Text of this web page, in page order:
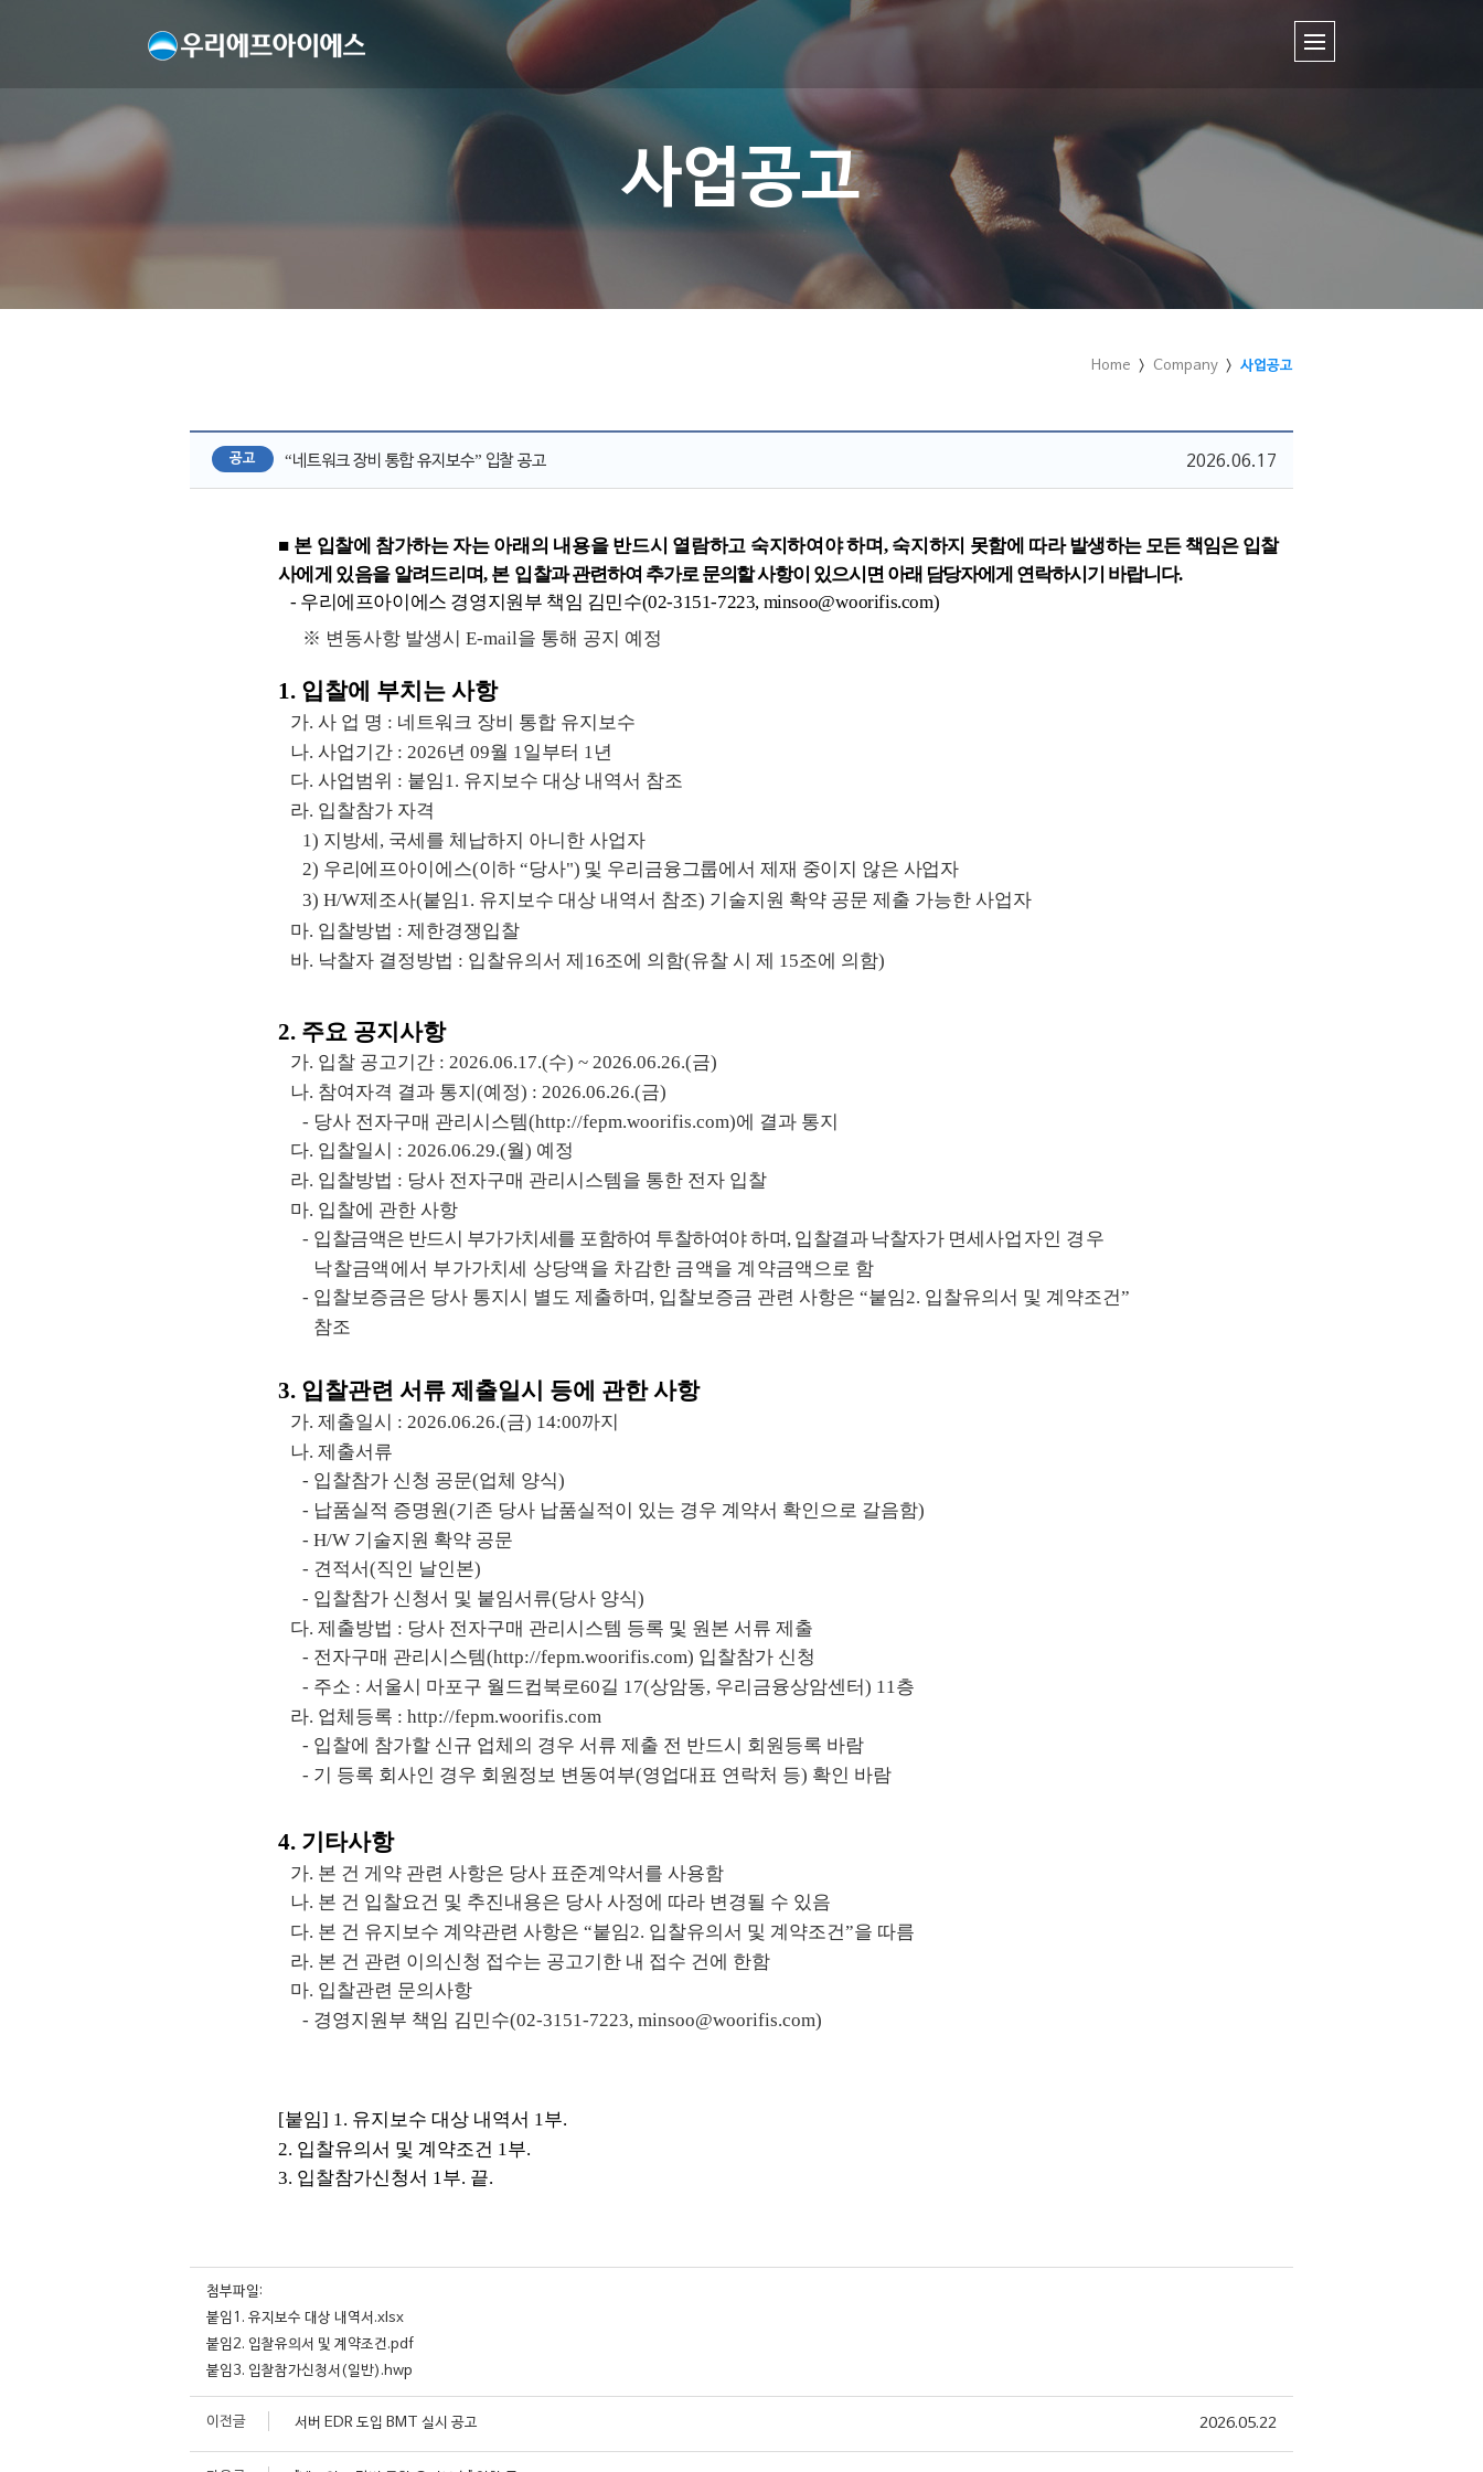
사업공고
Home Company 사업공고
공고 “네트워크 장비 통합 유지보수” 입찰 공고 2026.06.17
■ 본 입찰에 참가하는 자는 아래의 내용을 반드시 열람하고 숙지하여야 하며, 숙지하지 못함에 따라 발생하는 모든 책임은 입찰
사에게 있음을 알려드리며, 본 입찰과 관련하여 추가로 문의할 사항이 있으시면 아래 담당자에게 연락하시기 바랍니다.
- 우리에프아이에스 경영지원부 책임 김민수(02-3151-7223, minsoo@woorifis.com)
​※ 변동사항 발생시 E-mail을 통해 공지 예정
1. 입찰에 부치는 사항
​가. 사 업 명 : 네트워크 장비 통합 유지보수
​나. 사업기간 : 2026년 09월 1 일부터 1 년
​다. 사업범위 : 붙임1. 유지보수 대상 내역서 참조
​라. 입찰참가 자격
​1) 지방세 , 국세를 체납하지 아니한 사업자
​2) 우리에프아이에스(이하“당사") 및 우리금융그룹에서 제재 중이지 않은 사업자
​3) H/W제조사(붙임1. 유지보수 대상 내역서 참조) 기술지원 확약 공문 제출 가능한 사업자
​마. 입찰방법 : 제한경쟁입찰
​바. 낙찰자 결정방법 : 입찰유의서 제 16조에 의함(유찰 시 제 15조에 의함)
2. 주요 공지사항
​가. 입찰 공고기간 : 2026.06.17.(수) ~ 2026.06.26.(금)
​나. 참여자격 결과 통지(예정) : 2026.06.26.(금)
​- 당사 전자구매 관리시스템(http://fepm.woorifis.com)에 결과 통지
​다. 입찰일시 : 2026.06.29.(월) 예정
​라. 입찰방법 : 당사 전자구매 관리시스템을 통한 전자 입찰
​마. 입찰에 관한 사항
​- 입찰금액은 반드시 부가가치세를 포함하여 투찰하여야 하며 , 입찰결과 낙찰자가 면세사업자인 경우
낙찰금액에서 부가가치세 상당액을 차감한 금액을 계약금액으로 함
​- 입찰보증금은 당사 통지시 별도 제출하며 , 입찰보증금 관련 사항은 “붙임2. 입찰유의서 및 계약조건”
참조
3. 입찰관련 서류 제출일시 등에 관한 사항
​가. 제출일시 : 2026.06.26.(금) 14:00까지
​나. 제출서류
​- 입찰참가 신청 공문(업체 양식)
​- 납품실적 증명원(기존 당사 납품실적이 있는 경우 계약서 확인으로 갈음함)
​- H/W 기술지원 확약 공문
​- 견적서 (직인 날인본)
​- 입찰참가 신청서 및 붙임서류(당사 양식)
​다. 제출방법 : 당사 전자구매 관리시스템 등록 및 원본 서류 제출
​- 전자구매 관리시스템(http://fepm.woorifis.com) 입찰참가 신청
​- 주소 : 서울시 마포구 월드컵북로60길 17(상암동, 우리금융상암센터) 11층
​라. 업체등록 : http://fepm.woorifis.com
​- 입찰에 참가할 신규 업체의 경우 서류 제출 전 반드시 회원등록 바람
​- 기 등록 회사인 경우 회원정보 변동여부(영업대표 연락처 등) 확인 바람
4. 기타사항
​가. 본 건 게약 관련 사항은 당사 표준계약서를 사용함
​나. 본 건 입찰요건 및 추진내용은 당사 사정에 따라 변경될 수 있음
​다. 본 건 유지보수 계약관련 사항은 “붙임2. 입찰유의서 및 계약조건”을 따름
​라. 본 건 관련 이의신청 접수는 공고기한 내 접수 건에 한함
​마. 입찰관련 문의사항
​- 경영지원부 책임 김민수(02-3151-7223, minsoo@woorifis.com)
[붙임] 1. 유지보수 대상 내역서 1부.
2. 입찰유의서 및 계약조건 1 부.
3. 입찰참가신청서 1부. 끝.
첨부파일:
붙임1. 유지보수 대상 내역서.xlsx
붙임2. 입찰유의서 및 계약조건.pdf
붙임3. 입찰참가신청서(일반).hwp
이전글 서버 EDR 도입 BMT 실시 공고 2026.05.22